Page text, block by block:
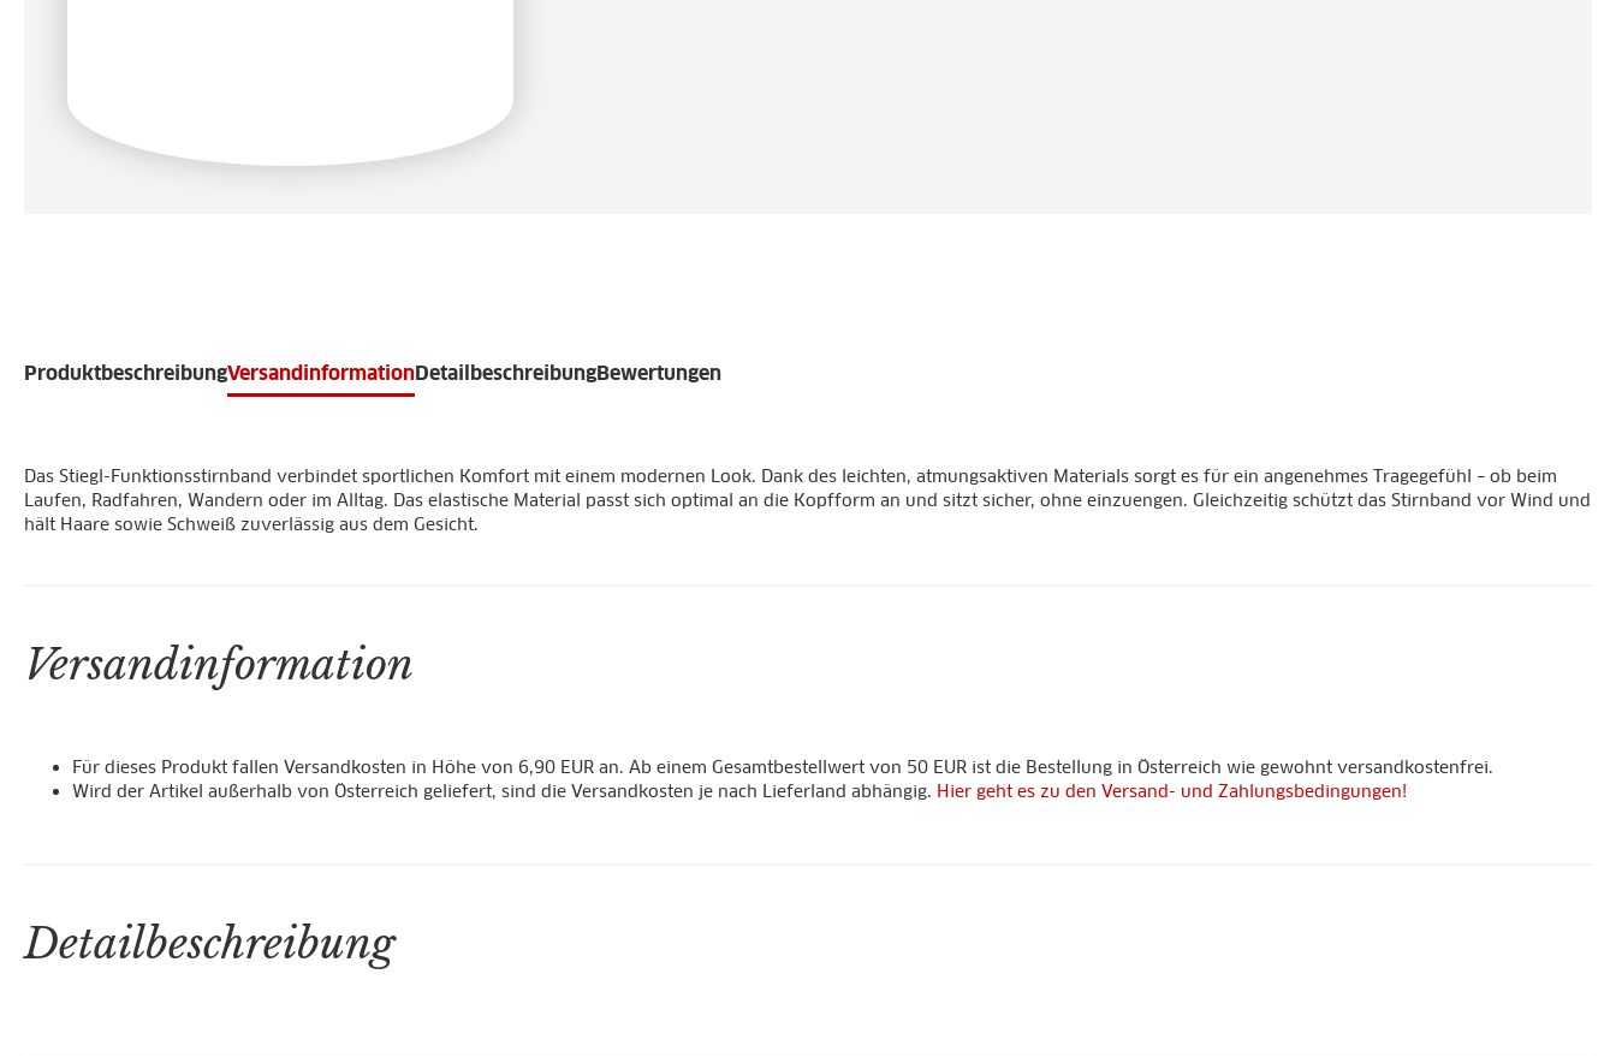
ProduktbeschreibungVersandinformationDetailbeschreibungBewertungen
Das Stiegl-Funktionsstirnband verbindet sportlichen Komfort mit einem modernen Look. Dank des leichten, atmungsaktiven Materials sorgt es für ein angenehmes Tragegefühl – ob beim
Laufen, Radfahren, Wandern oder im Alltag. Das elastische Material passt sich optimal an die Kopfform an und sitzt sicher, ohne einzuengen. Gleichzeitig schützt das Stirnband vor Wind und
hält Haare sowie Schweiß zuverlässig aus dem Gesicht.
Versandinformation
Für dieses Produkt fallen Versandkosten in Höhe von 6,90 EUR an. Ab einem Gesamtbestellwert von 50 EUR ist die Bestellung in Österreich wie gewohnt versandkostenfrei.
Wird der Artikel außerhalb von Österreich geliefert, sind die Versandkosten je nach Lieferland abhängig. Hier geht es zu den Versand- und Zahlungsbedingungen!
Detailbeschreibung